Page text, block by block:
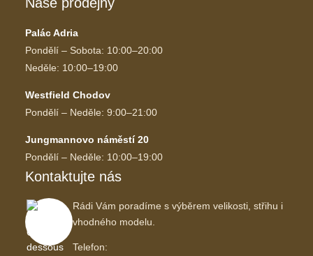
Palác Adria
Pondělí – Sobota: 10:00–20:00
Neděle: 10:00–19:00
Westfield Chodov
Pondělí – Neděle: 9:00–21:00
Jungmannovo náměstí 20
Pondělí – Neděle: 10:00–19:00
Kontaktujte nás
Rádi Vám poradíme s výběrem velikosti, střihu i
vhodného modelu.
Telefon: